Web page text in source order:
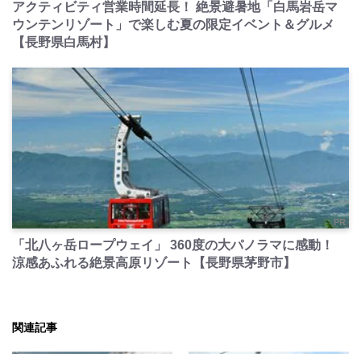
アクティビティ営業時間延長！ 絶景避暑地「白馬岩岳マ
ウンテンリゾート」で楽しむ夏の限定イベント＆グルメ
【長野県白馬村】
PR
「北八ヶ岳ロープウェイ」 360度の大パノラマに感動！
涼感あふれる絶景高原リゾート【長野県茅野市】
関連記事